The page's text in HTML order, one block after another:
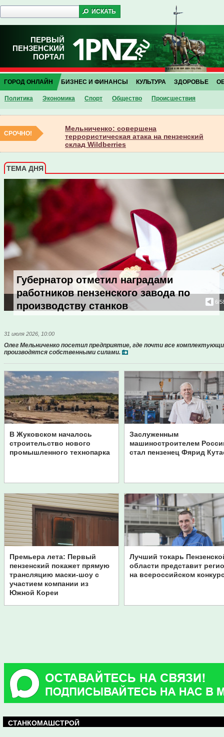
ПЕРВЫЙ
ПЕНЗЕНСКИЙ
ПОРТАЛ
ГОРОД ОНЛАЙН
Политика Экономика Спорт Общество Проиcшествия
БИЗНЕС И ФИНАНСЫ КУЛЬТУРА ЗДОРОВЬЕ
СРОЧНО!
Мельниченко: совершена
террористическая атака на пензенский
склад Wildberries
ТЕМА ДНЯ
6/
Губернатор отметил наградами
работников пензенского завода по
производству станков
31 июля 2026, 10:00
Олег Мельниченко посетил предприятие, где почти все
производятся собственными силами.
В Жуковском началось
строительство нового
промышленного технопарка
Заслуженным
машиностроителем
стал пензенец Фярид
Премьера лета: Первый
пензенский покажет прямую
трансляцию маски-шоу с
участием компании из
Южной Кореи
Лучший токарь
области представит
на всероссийском
СТАНКОМАШСТРОЙ